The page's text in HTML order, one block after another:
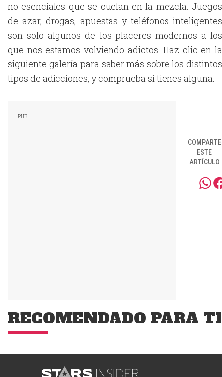
no esenciales que se cuelan en la mezcla. Juegos
de azar, drogas, apuestas y teléfonos inteligentes
son solo algunos de los placeres modernos a los
que nos estamos volviendo adictos. Haz clic en la
siguiente galería para saber más sobre los distintos
tipos de adicciones, y comprueba si tienes alguna.
COMPARTE
ESTE
ARTÍCULO
RECOMENDADO PARA TI